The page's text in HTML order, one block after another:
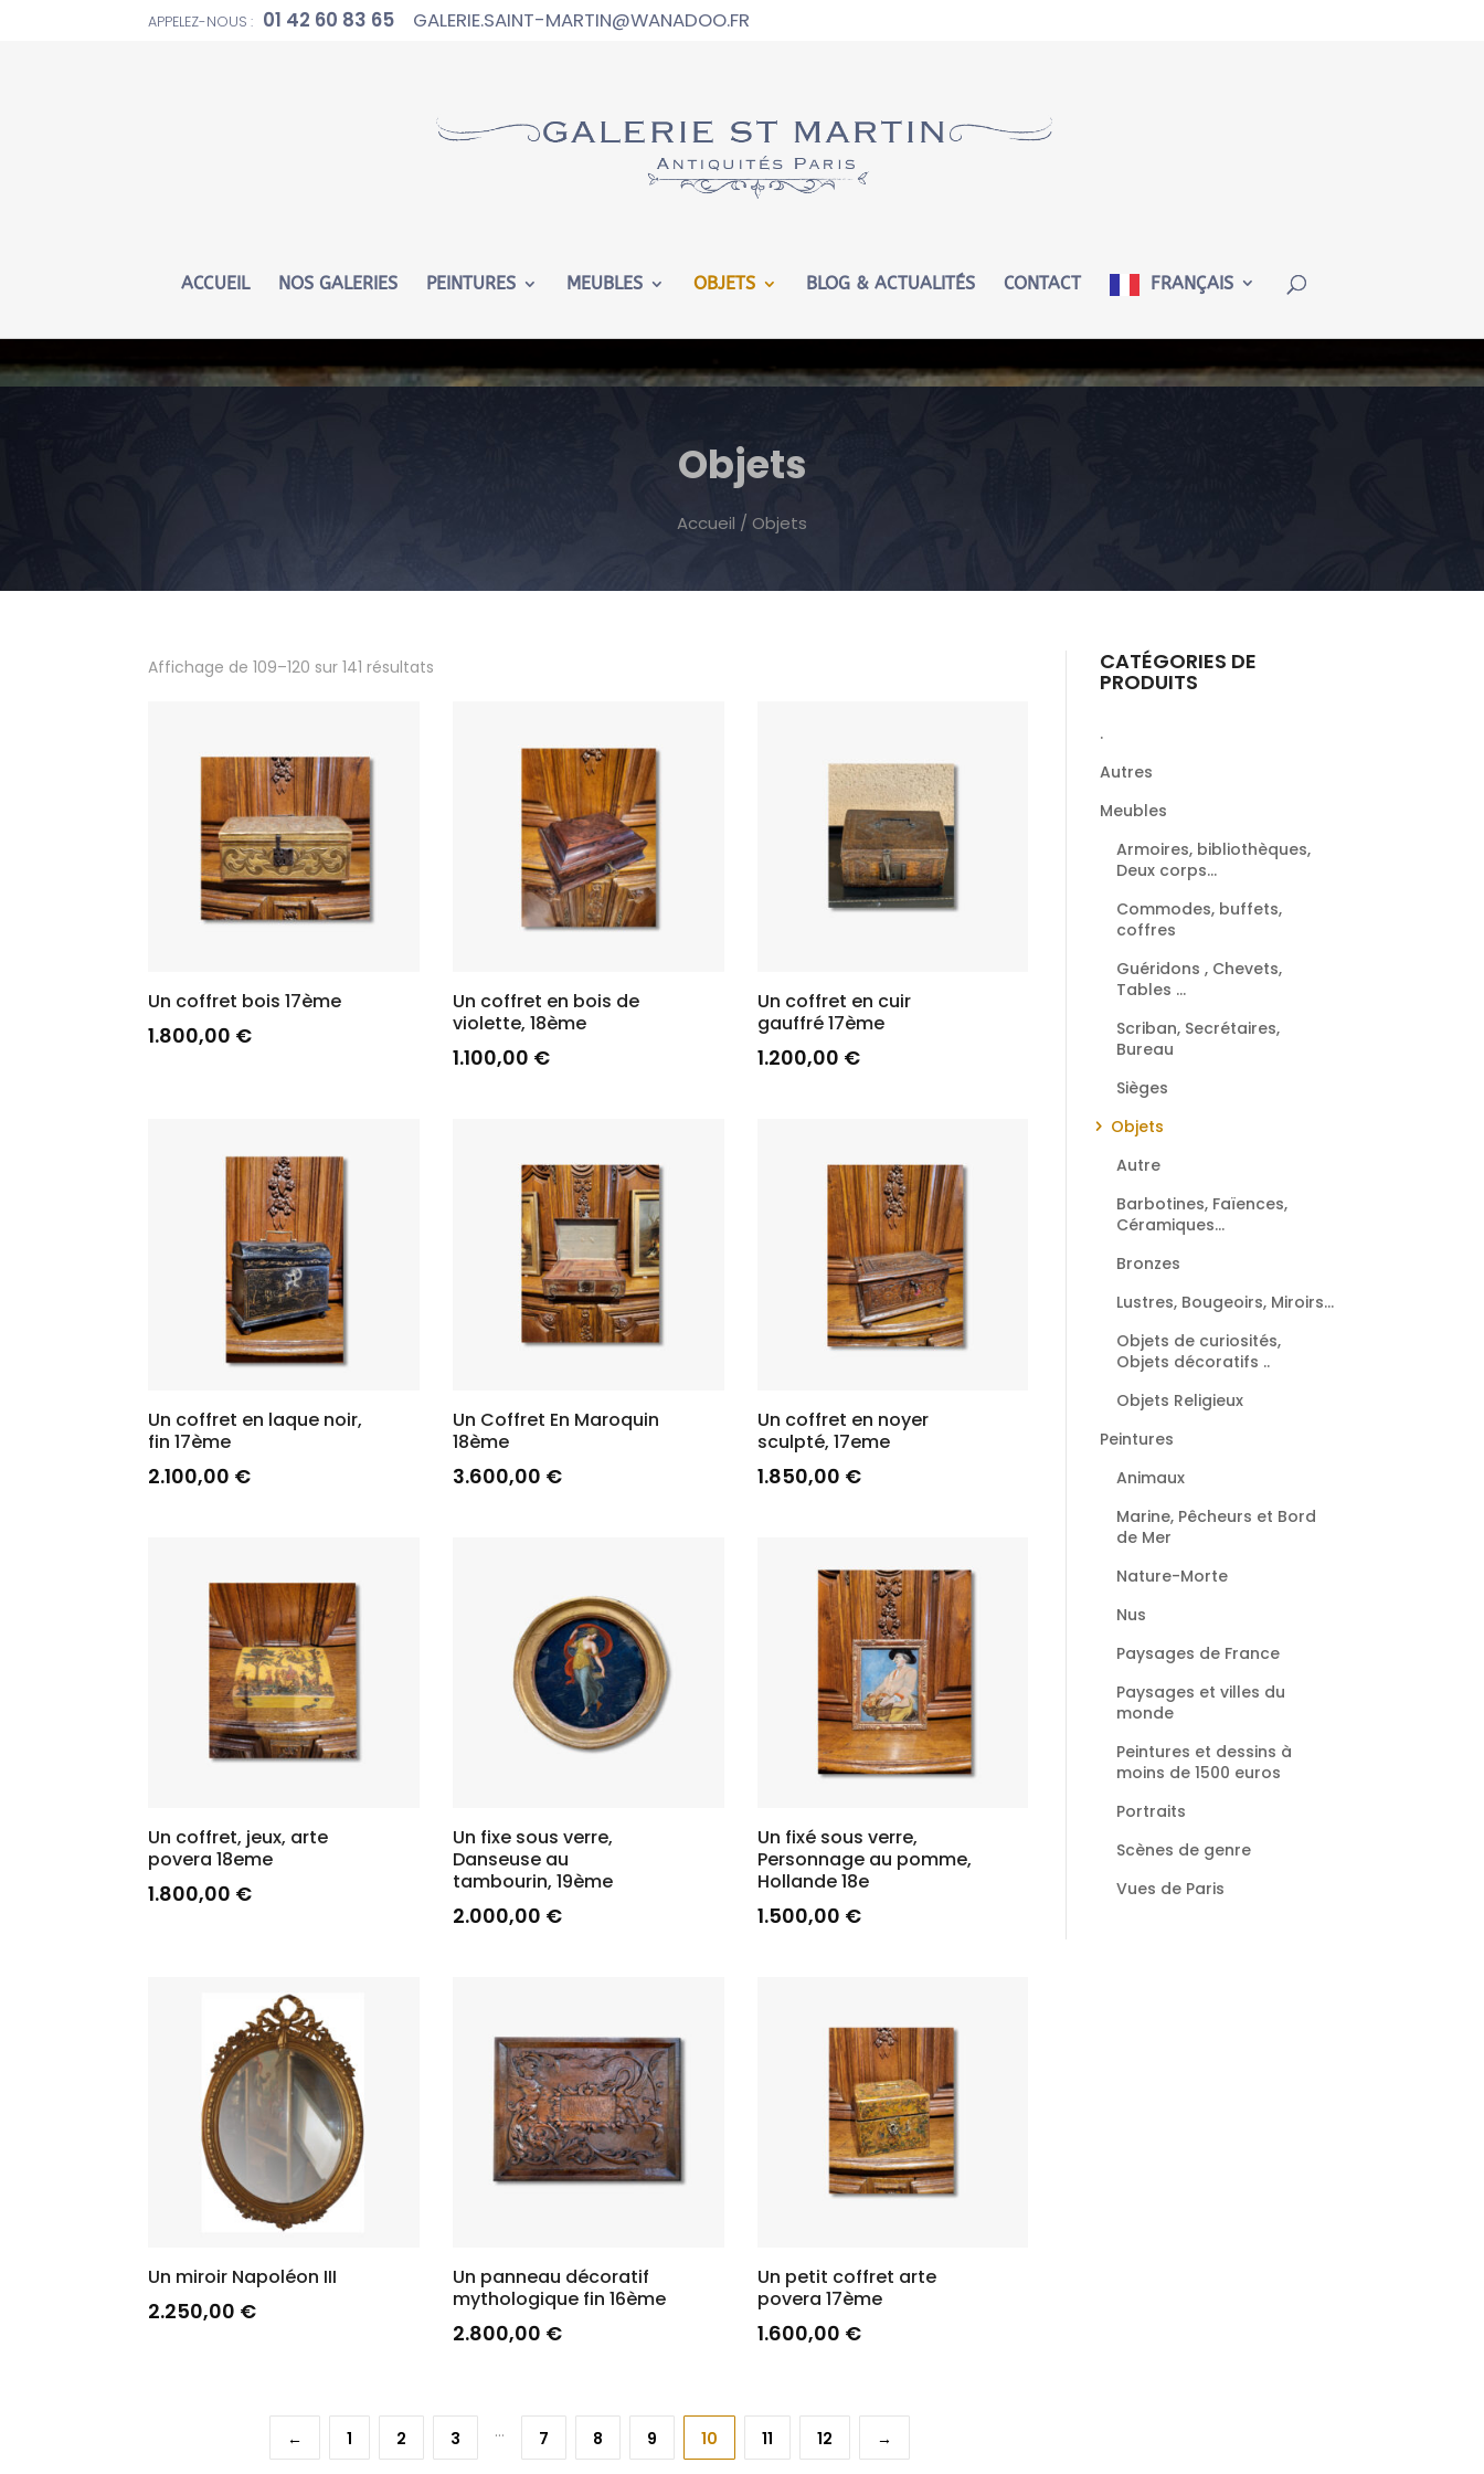
/htdocs/wp-config.php
APPELEZ-NOUS : 01 42 60 83 65 GALERIE.SAINT-MARTIN@WANADOO.FR
ACCUEIL NOS GALERIES PEINTURES MEUBLES OBJETS BLOG & ACTUALITÉS CONTACT FRANÇAIS
Objets
Accueil / Objets
Affichage de 109–120 sur 141 résultats
Un coffret bois 17ème
1.800,00 €
Un coffret en bois de
violette, 18ème
1.100,00 €
Un coffret en cuir
gauffré 17ème
1.200,00 €
Un coffret en laque noir,
fin 17ème
2.100,00 €
Un Coffret En Maroquin
18ème
3.600,00 €
Un coffret en noyer
sculpté, 17eme
1.850,00 €
Un coffret, jeux, arte
povera 18eme
1.800,00 €
Un fixe sous verre,
Danseuse au
tambourin, 19ème
2.000,00 €
Un fixé sous verre,
Personnage au pomme,
Hollande 18e
1.500,00 €
Un miroir Napoléon III
2.250,00 €
Un panneau décoratif
mythologique fin 16ème
2.800,00 €
Un petit coffret arte
povera 17ème
1.600,00 €
← 1 2 3 … 7 8 9 10 11 12 →
CATÉGORIES DE
PRODUITS
.
Autres
Meubles
Armoires, bibliothèques,
Deux corps...
Commodes, buffets,
coffres
Guéridons , Chevets,
Tables ...
Scriban, Secrétaires,
Bureau
Sièges
Objets
Autre
Barbotines, Faïences,
Céramiques...
Bronzes
Lustres, Bougeoirs, Miroirs...
Objets de curiosités,
Objets décoratifs ..
Objets Religieux
Peintures
Animaux
Marine, Pêcheurs et Bord
de Mer
Nature-Morte
Nus
Paysages de France
Paysages et villes du
monde
Peintures et dessins à
moins de 1500 euros
Portraits
Scènes de genre
Vues de Paris